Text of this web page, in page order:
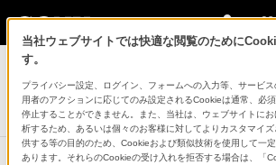
アクティブスピーカー/ネックスピーカー
ワイヤレススピーカー
SRS-RA5000
当社ウェブサイトでは快適な閲覧のために
す。
プライバシー設定、ログイン、フォームへの入力等、サービ
用者のアクションに応じてのみ設定されるCookieは通常、必
停止することができません。また、当社は、ウェブサイトに
析するため、あるいは個々のお客様に対してよりカスタマイ
供する等の目的のため、Cookieおよび類似技術を使用して一
あります。それらのCookieの受け入れを拒否する場合は、「